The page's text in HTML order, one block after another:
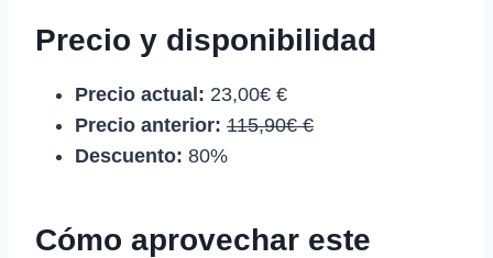
Precio y disponibilidad
Precio actual: 23,00€ €
Precio anterior: 115,90€ €
Descuento: 80%
Cómo aprovechar este